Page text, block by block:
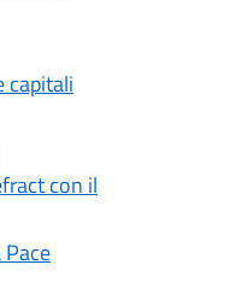
capitali
con il